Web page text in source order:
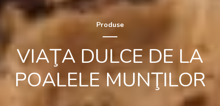
Produse
VIAŢA DULCE DE LA
POALELE MUNŢILOR